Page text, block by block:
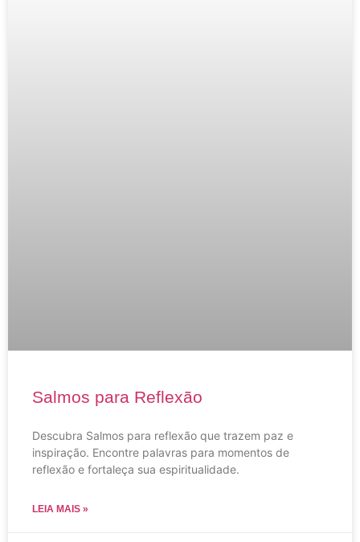
Salmos para Reflexão
Descubra Salmos para reflexão que trazem paz e
inspiração. Encontre palavras para momentos de
reflexão e fortaleça sua espiritualidade.
LEIA MAIS »